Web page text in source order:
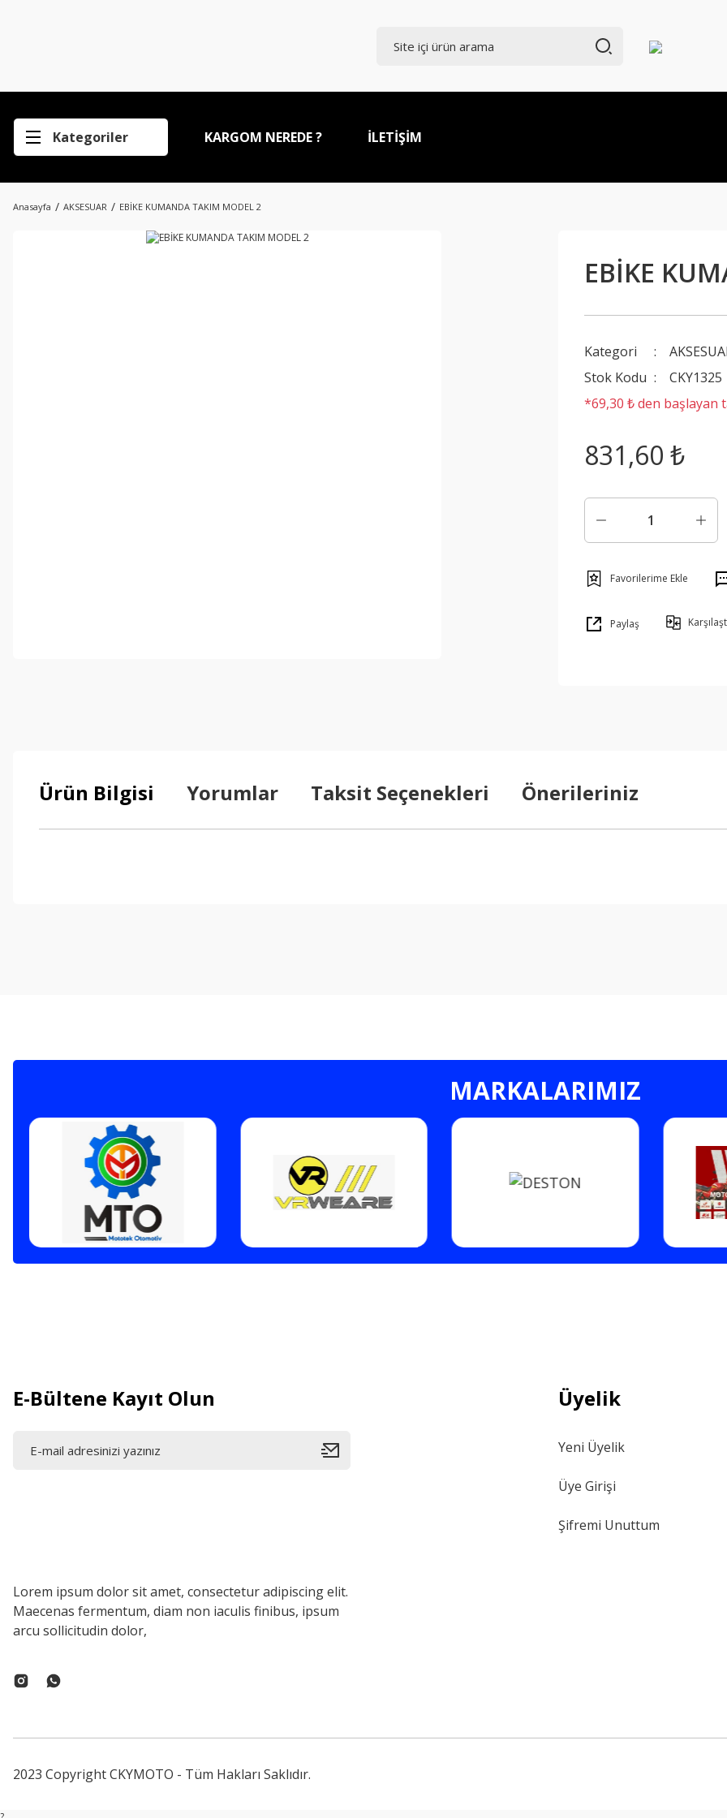
Kategoriler KARGOM NEREDE ? İLETİŞİM
Anasayfa AKSESUAR EBİKE KUMANDA TAKIM MODEL 2
EBİKE
Kategori
Stok Kodu
CKY1325
*69,30 ₺ den başlayan
831,60 ₺
Paylaş
Ürün Bilgisi Yorumlar Taksit Seçenekleri Önerileriniz
MARKALARIMIZ
E-Bültene Kayıt Olun
Lorem ipsum dolor sit amet, consectetur adipiscing elit.
Maecenas fermentum, diam non iaculis finibus, ipsum
arcu sollicitudin dolor,
Üyelik
Yeni Üyelik
Üye Girişi
Şifremi Unuttum
2023 Copyright CKYMOTO - Tüm Hakları Saklıdır.